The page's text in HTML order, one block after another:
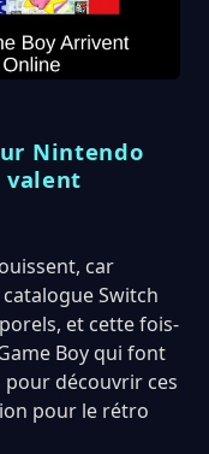
Nintendo
valent
car
Switch
et cette fois-
Boy qui font
pour découvrir ces
pour le rétro